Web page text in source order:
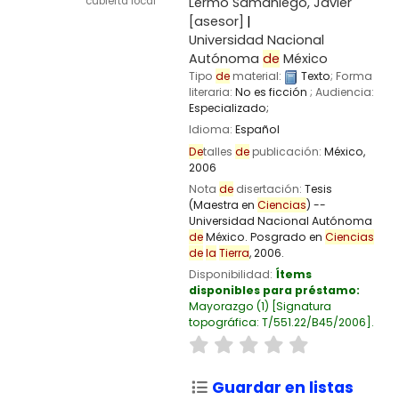
[asesor]
Universidad Nacional
Autónoma de México
Tipo dematerial: Texto; Forma
literaria: No es ficción ; Audiencia:
Especializado;
Idioma: Español
Detalles depublicación: México,
2006
Nota dedisertación: Tesis
(Maestra en Ciencias) --
Universidad Nacional Autónoma
deMéxico. Posgrado en Ciencias
dela Tierra, 2006.
Disponibilidad: Ítems
disponibles para préstamo:
Mayorazgo (1) Signatura
topográfica: T/551.22/B45/2006 .
Guardar en listas